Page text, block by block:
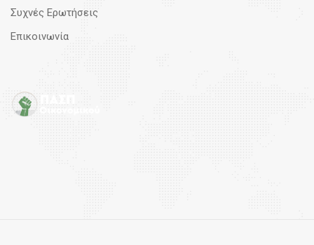
Συχνές Ερωτήσεις
Επικοινωνία